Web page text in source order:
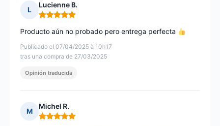
L
Lucienne B.
Nota: 5 de 5
Publicado el 07/04/2025 à 10h17
tras una compra de 27/03/2025
Producto aún no probado pero entrega perfecta
Opinión traducida
M
Michel R.
Nota: 5 de 5